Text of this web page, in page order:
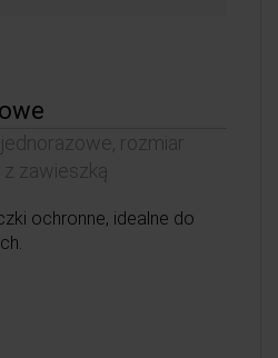
rozmiar
zawieszką
ochronne, idealne do